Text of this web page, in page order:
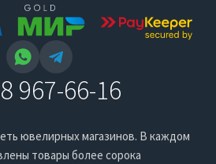
967-66-16
ювелирных магазинов. В каждом
товары более сорока